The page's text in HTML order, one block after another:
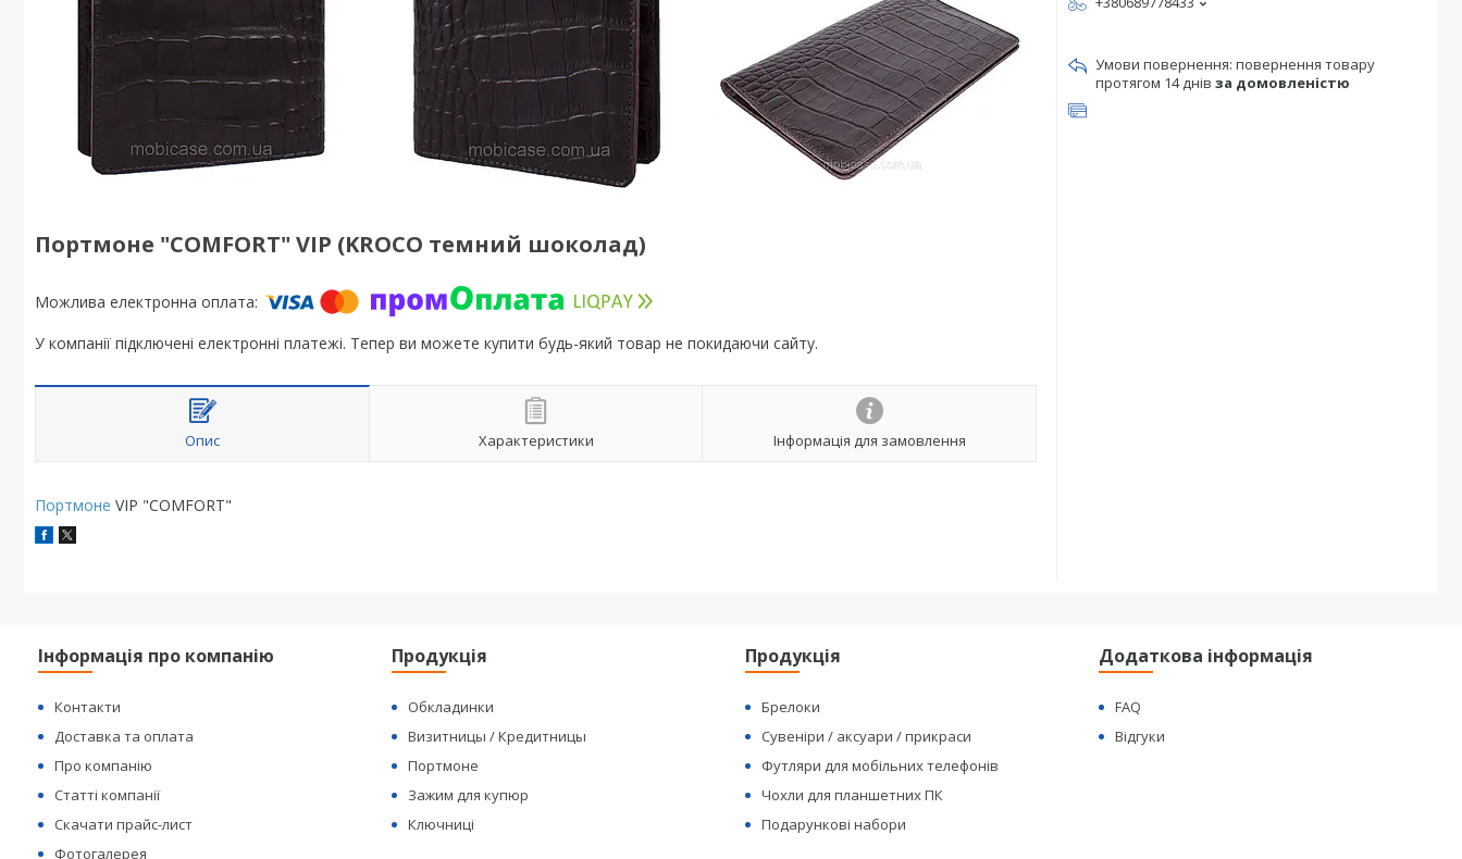
Портмоне "COMFORT" VIP (KROCO темний шоколад)
У компанії підключені електронні платежі. Тепер ви можете купити будь-який товар не покидаючи сайту.
Опис Характеристики Інформація для замовлення
Портмоне VIP "COMFORT"
повернення товару
протягом 14 днів за домовленістю
Інформація про компанію
Контакти
Доставка та оплата
Про компанію
Статті компанії
Скачати прайс-лист
Фотогалерея
Продукція
Обкладинки
Визитницы / Кредитницы
Портмоне
Зажим для купюр
Ключниці
Продукція
Брелоки
Сувеніри / аксуари / прикраси
Футляри для мобільних телефонів
Чохли для планшетних ПК
Подарункові набори
Додаткова інформація
FAQ
Відгуки